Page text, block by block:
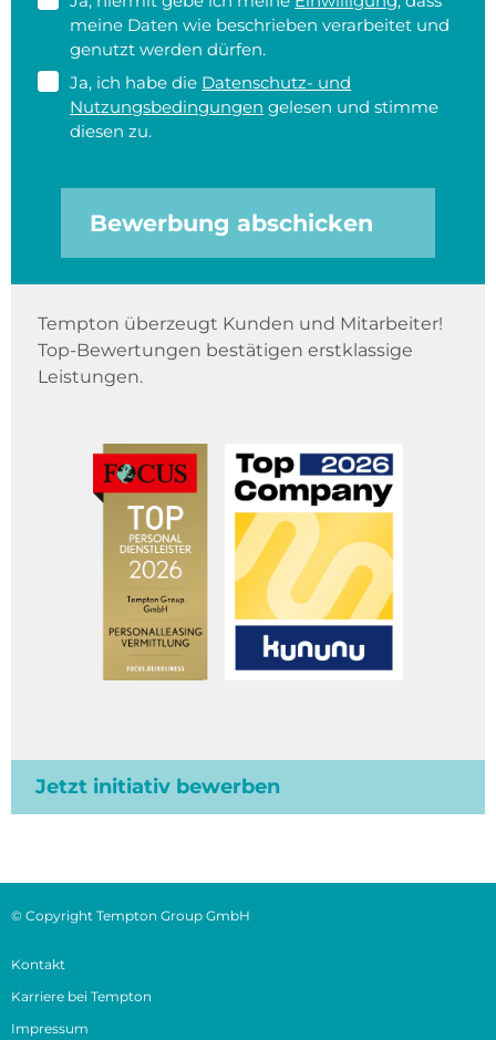
meine Daten wie beschrieben verarbeitet und
genutzt werden dürfen.
Ja, ich habe die Datenschutz- und
Nutzungsbedingungen gelesen und stimme
diesen zu.
Bewerbung abschicken
Tempton überzeugt Kunden und Mitarbeiter!
Top-Bewertungen bestätigen erstklassige
Leistungen.
Jetzt initiativ bewerben
© Copyright Tempton Group GmbH
Kontakt
Karriere bei Tempton
Impressum